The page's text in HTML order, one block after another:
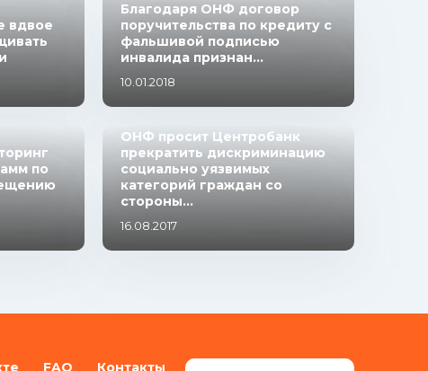
вдвое
Благодаря ОНФ договор
поручительства по кредиту с
фальшивой подписью
инвалида признан...
10.01.2018
по
ОНФ просит Центробанк
прекратить дискриминацию
социально уязвимых
категорий граждан со
стороны...
16.08.2017
FAQ Контакты